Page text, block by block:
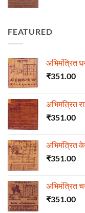
FEATURED
अभिमंत्रित
₹351.00
अभिमंत्रित
₹351.00
अभिमंत्रित
₹351.00
अभिमंत्रित
₹351.00